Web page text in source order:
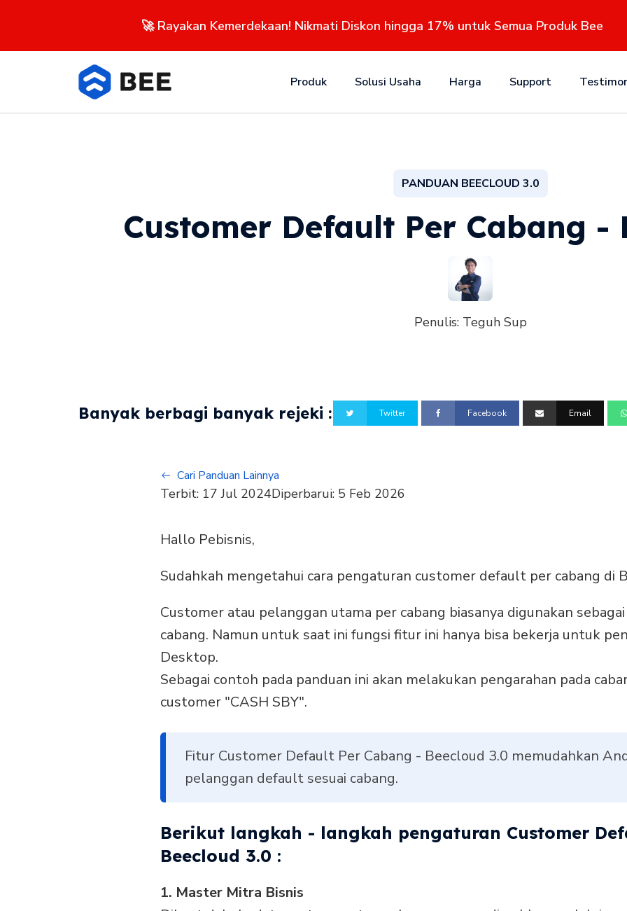
🚀 Rayakan Kemerdekaan! Nikmati Diskon hingga 17% untuk Semua Produk Bee
Produk Solusi Usaha Harga Support
PANDUAN BEECLOUD 3.0
Customer Default Per Cabang -
Penulis: Teguh Sup
Banyak berbagi banyak rejeki : Twitter Facebook Email
Cari Panduan Lainnya
Terbit: 17 Jul 2024Diperbarui: 5 Feb 2026
Hallo Pebisnis,
Sudahkah mengetahui cara pengaturan customer default per cabang di
Customer atau pelanggan utama per cabang biasanya digunakan
cabang. Namun untuk saat ini fungsi fitur ini hanya bisa bekerja untuk
Desktop.
Sebagai contoh pada panduan ini akan melakukan pengarahan pada
customer "CASH SBY".
Fitur Customer Default Per Cabang - Beecloud 3.0 memudahkan
pelanggan default sesuai cabang.
Berikut langkah - langkah pengaturan Customer
Beecloud 3.0 :
1. Master Mitra Bisnis